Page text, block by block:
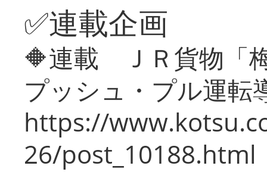
✅連載企画
🔶連載 ＪＲ貨物「
プッシュ・プル運転
https://
26/post_10188.html